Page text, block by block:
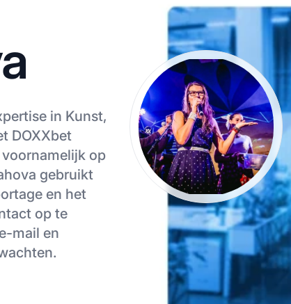
in Kunst,
DOXXbet
op
gebruikt
en het
op te
mail en